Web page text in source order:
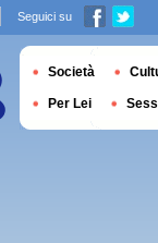
Seguici su
Società
Per Lei